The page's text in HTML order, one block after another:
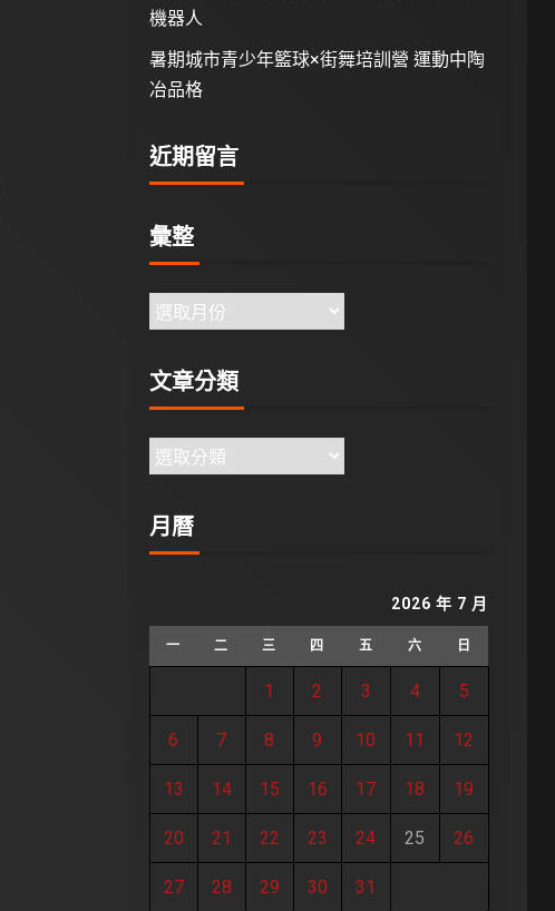
機器人
暑期城市青少年籃球×街舞培訓營 運動中陶
冶品格
近期留言
彙整
文章分類
月曆
2026 年 7 月
一 二 三 四 五 六 日
1 2 3 4 5
6 7 8 9 10 11 12
13 14 15 16 17 18 19
20 21 22 23 24 25 26
27 28 29 30 31